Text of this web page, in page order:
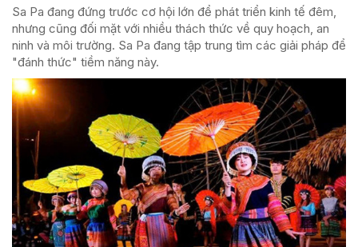
Sa Pa đang đứng trước cơ hội lớn để phát triển kinh tế đêm,
nhưng cũng đối mặt với nhiều thách thức về quy hoạch, an
ninh và môi trường. Sa Pa đang tập trung tìm các giải pháp để
"đánh thức" tiềm năng này.